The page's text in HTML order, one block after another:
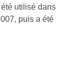
utilisé dans
puis a été